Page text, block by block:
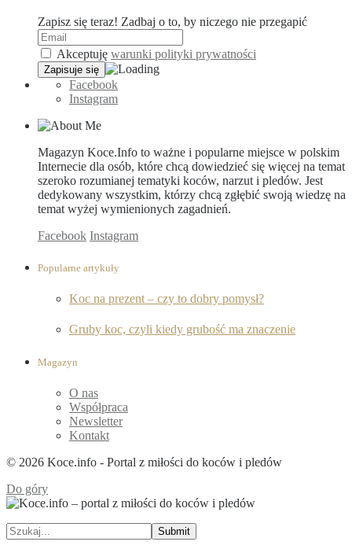
Zapisz się teraz! Zadbaj o to, by niczego nie przegapić
Akceptuję warunki polityki prywatności
Facebook
Instagram
Magazyn Koce.Info to ważne i popularne miejsce w polskim
Internecie dla osób, które chcą dowiedzieć się więcej na temat
szeroko rozumianej tematyki koców, narzut i pledów. Jest
dedykowany wszystkim, którzy chcą zgłębić swoją wiedzę na
temat wyżej wymienionych zagadnień.
Facebook Instagram
Popularne artykuły
Koc na prezent – czy to dobry pomysł?
Gruby koc, czyli kiedy grubość ma znaczenie
Magazyn
O nas
Współpraca
Newsletter
Kontakt
© 2026 Koce.info - Portal z miłości do koców i pledów
Do góry
Submit